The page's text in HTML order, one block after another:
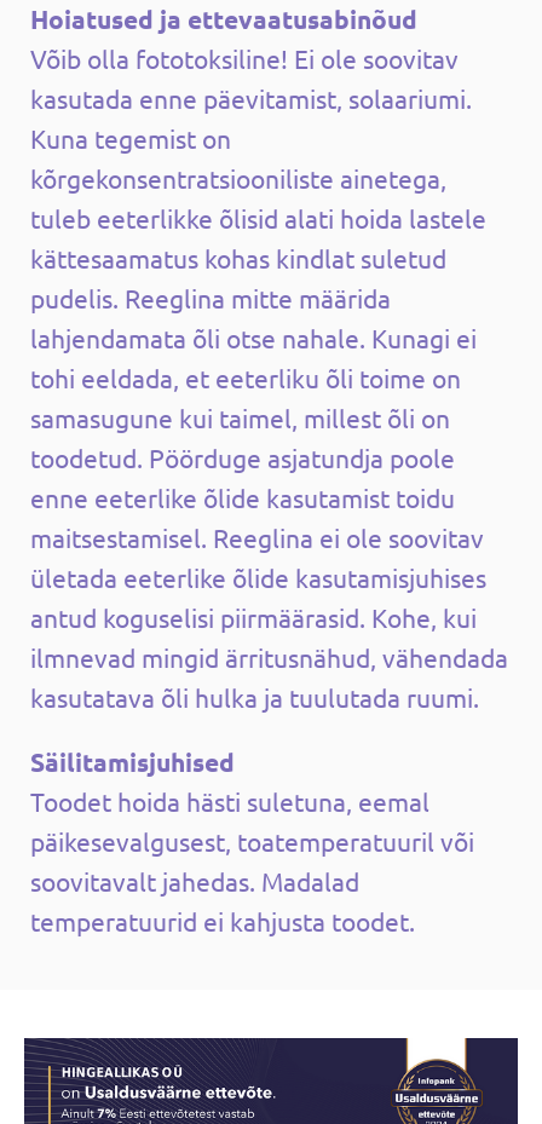
Hoiatused ja ettevaatusabinõud
Võib olla fototoksiline! Ei ole soovitav
kasutada enne päevitamist, solaariumi.
Kuna tegemist on
kõrgekonsentratsiooniliste ainetega,
tuleb eeterlikke õlisid alati hoida lastele
kättesaamatus kohas kindlat suletud
pudelis. Reeglina mitte määrida
lahjendamata õli otse nahale. Kunagi ei
tohi eeldada, et eeterliku õli toime on
samasugune kui taimel, millest õli on
toodetud. Pöörduge asjatundja poole
enne eeterlike õlide kasutamist toidu
maitsestamisel. Reeglina ei ole soovitav
ületada eeterlike õlide kasutamisjuhises
antud koguselisi piirmäärasid. Kohe, kui
ilmnevad mingid ärritusnähud, vähendada
kasutatava õli hulka ja tuulutada ruumi.
Säilitamisjuhised
Toodet hoida hästi suletuna, eemal
päikesevalgusest, toatemperatuuril või
soovitavalt jahedas. Madalad
temperatuurid ei kahjusta toodet.